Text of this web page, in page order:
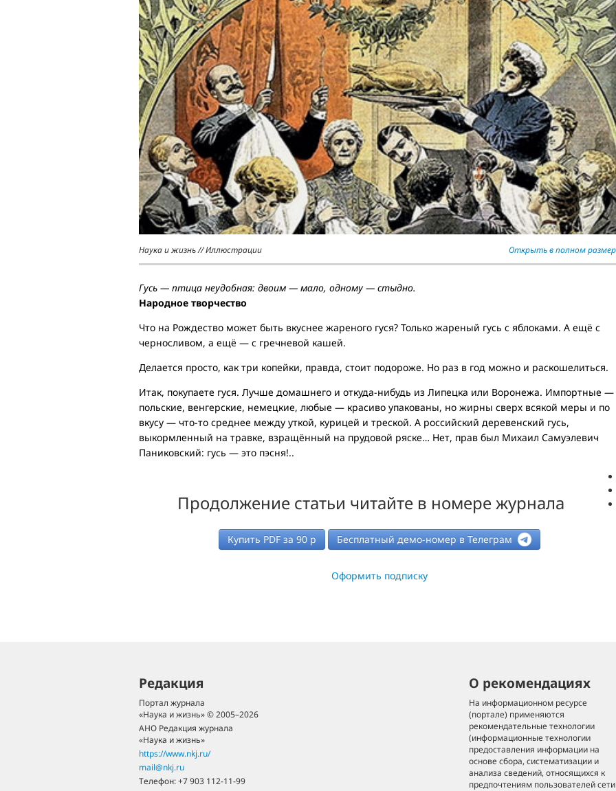
Наука и жизнь // Иллюстрации Открыть в полном
Гусь — птица неудобная: двоим — мало, одному — стыдно.
Народное творчество
Что на Рождество может быть вкуснее жареного гуся? Только жареный гусь с яблоками. А ещё с
черносливом, а ещё — с гречневой кашей.
Делается просто, как три копейки, правда, стоит подороже. Но раз в год можно и раскошелиться.
Итак, покупаете гуся. Лучше домашнего и откуда-нибудь из Липецка или Воронежа. Импортные —
польские, венгерские, немецкие, любые — красиво упакованы, но жирны сверх всякой меры и по
вкусу — что-то среднее между уткой, курицей и треской. А российский деревенский гусь,
выкормленный на травке, взращённый на прудовой ряске… Нет, прав был Михаил Самуэлевич
Паниковский: гусь — это пэсня!..
Продолжение статьи читайте в номере журнала
Купить PDF за90 р Бесплатный демо-номер в Телеграм
Оформить подписку
Редакция
Портал журнала
«Наука и жизнь» © 2005–2026
АНО Редакция журнала
«Наука и жизнь»
https://www.nkj.ru/
mail@nkj.ru
Телефон:+7 903 112-11-99
О рекомендациях
На информационном ресурсе
(портале) применяются
рекомендательные технологии
(информационные технологии
предоставления информации на
основе сбора, систематизации и
анализа сведений, относящихся к
предпочтениям пользователей сети